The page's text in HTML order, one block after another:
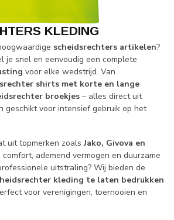
KLEDING
scheidsrechters artikelen?
je snel en eenvoudig een complete
voor elke wedstrijd. Van
shirts met korte en lange
broekjes – alles direct uit
geschikt voor intensief gebruik op het
uit topmerken zoalsJako, Givova en
ademend vermogen en duurzame
uitstraling? Wij bieden de
kleding te laten bedrukken
voor verenigingen, toernooien en